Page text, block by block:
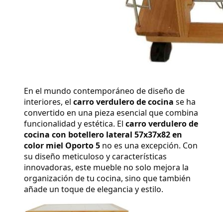
En el mundo contemporáneo de diseño de
interiores, el carro verdulero de cocina se ha
convertido en una pieza esencial que combina
funcionalidad y estética. El carro verdulero de
cocina con botellero lateral 57x37x82 en
color miel Oporto 5 no es una excepción. Con
su diseño meticuloso y características
innovadoras, este mueble no solo mejora la
organización de tu cocina, sino que también
añade un toque de elegancia y estilo.